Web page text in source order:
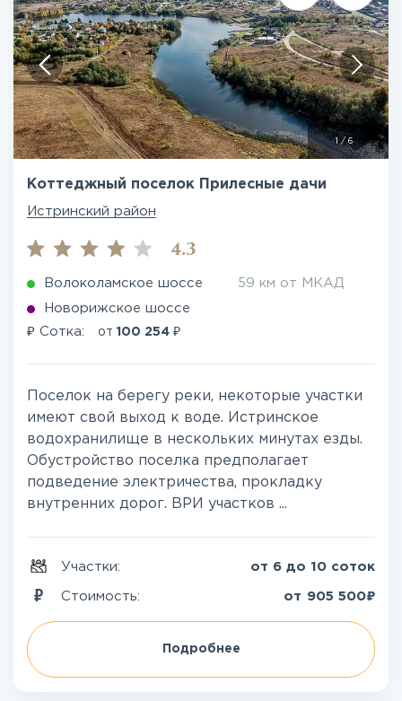
/6
Коттеджный поселок Прилесные дачи
Истринский район
4.3
Волоколамское шоссе 59 км от МКАД
Новорижское шоссе
₽ Сотка: от 100 254 ₽
Поселок на берегу реки, некоторые участки
имеют свой выход к воде. Истринское
водохранилище в нескольких минутах езды.
Обустройство поселка предполагает
подведение электричества, прокладку
внутренних дорог. ВРИ участков ...
Участки: от 6 до 10 соток
Стоимость: от 905 500₽
Подробнее